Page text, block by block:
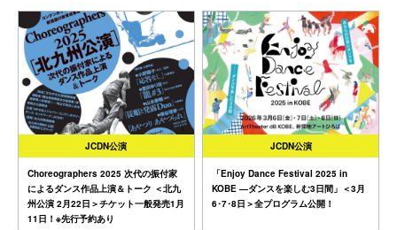
JCDN公演
Choreographers 2025 次代の振付家
によるダンス作品上演＆トーク ＜北九
州公演 2月22日＞チケット一般発売1月
11日！※先行予約あり
JCDN公演
「Enjoy Dance Festival 2025 in
KOBE ―ダンスを楽しむ3日間」＜3月
6･7･8日＞全プログラム公開！